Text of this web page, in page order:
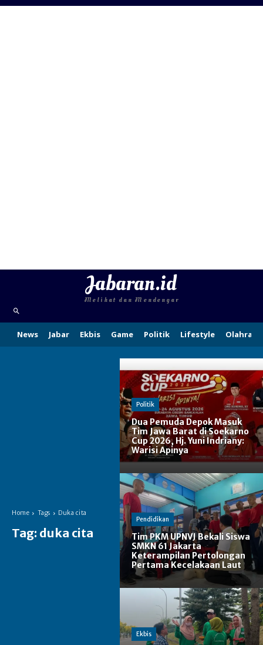
Jabaran.id
Melihat dan Mendengar
News Jabar Ekbis Game Politik Lifestyle Olahraga
Home Tags Duka cita
Tag: duka cita
Politik
Dua Pemuda Depok Masuk
Tim Jawa Barat di Soekarno
Cup 2026, Hj. Yuni Indriany:
Warisi Apinya
Pendidikan
Tim PKM UPNVJ Bekali Siswa
SMKN 61 Jakarta
Keterampilan Pertolongan
Pertama Kecelakaan Laut
Ekbis